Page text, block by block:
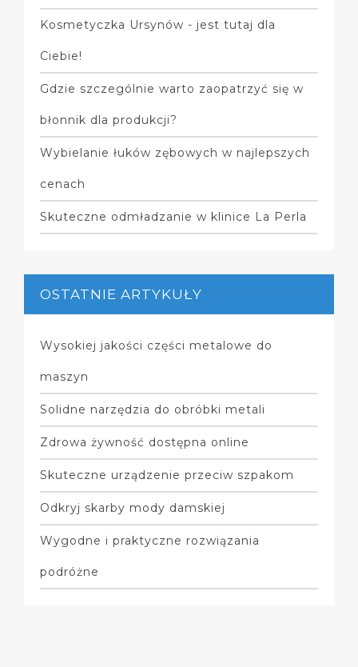
Kosmetyczka Ursynów - jest tutaj dla
Ciebie!
Gdzie szczególnie warto zaopatrzyć się w
błonnik dla produkcji?
Wybielanie łuków zębowych w najlepszych
cenach
Skuteczne odmładzanie w klinice La Perla
OSTATNIE ARTYKUŁY
Wysokiej jakości części metalowe do
maszyn
Solidne narzędzia do obróbki metali
Zdrowa żywność dostępna online
Skuteczne urządzenie przeciw szpakom
Odkryj skarby mody damskiej
Wygodne i praktyczne rozwiązania
podróżne